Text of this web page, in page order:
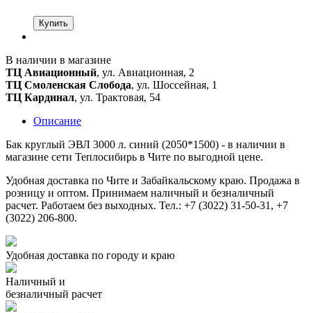
Купить
В наличии в магазине
ТЦ Авиационный, ул. Авиационная, 2
ТЦ Смоленская Слобода, ул. Шоссейная, 1
ТЦ Кардинал, ул. Трактовая, 54
Описание
Бак круглый ЭВЛ 3000 л. синий (2050*1500) - в наличии в
магазине сети Теплосибирь в Чите по выгодной цене.
Удобная доставка по Чите и Забайкальскому краю. Продажа в
розницу и оптом. Принимаем наличный и безналичный
расчет. Работаем без выходных. Тел.: +7 (3022) 31-50-31, +7
(3022) 206-800.
Удобная доставка по городу и краю
Наличный и
безналичный расчет